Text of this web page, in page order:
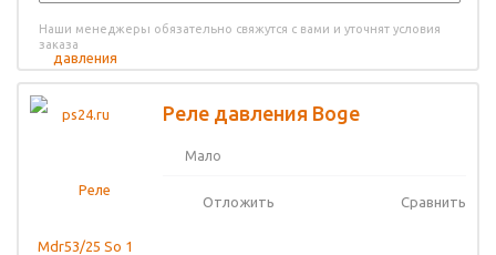
Наши менеджеры обязательно свяжутся с вами и уточнят условия
заказа
Реле давления Boge
Мало
Отложить Сравнить